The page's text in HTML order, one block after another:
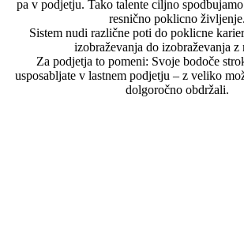
pa v podjetju. Tako talente ciljno
resnično poklicno življenje.
Sistem nudi različne poti do poklicne
izobraževanja do izobraževanja z
Za podjetja to pomeni: Svoje bodoče
usposabljate v lastnem podjetju – z veliko
dolgoročno obdržali.